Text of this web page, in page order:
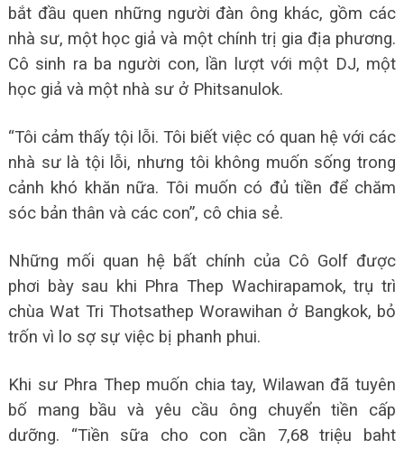
bắt đầu quen những người đàn ông khác, gồm các
nhà sư, một học giả và một chính trị gia địa phương.
Cô sinh ra ba người con, lần lượt với một DJ, một
học giả và một nhà sư ở Phitsanulok.
“Tôi cảm thấy tội lỗi. Tôi biết việc có quan hệ với các
nhà sư là tội lỗi, nhưng tôi không muốn sống trong
cảnh khó khăn nữa. Tôi muốn có đủ tiền để chăm
sóc bản thân và các con”, cô chia sẻ.
Những mối quan hệ bất chính của Cô Golf được
phơi bày sau khi Phra Thep Wachirapamok, trụ trì
chùa Wat Tri Thotsathep Worawihan ở Bangkok, bỏ
trốn vì lo sợ sự việc bị phanh phui.
Khi sư Phra Thep muốn chia tay, Wilawan đã tuyên
bố mang bầu và yêu cầu ông chuyển tiền cấp
dưỡng. “Tiền sữa cho con cần 7,68 triệu baht